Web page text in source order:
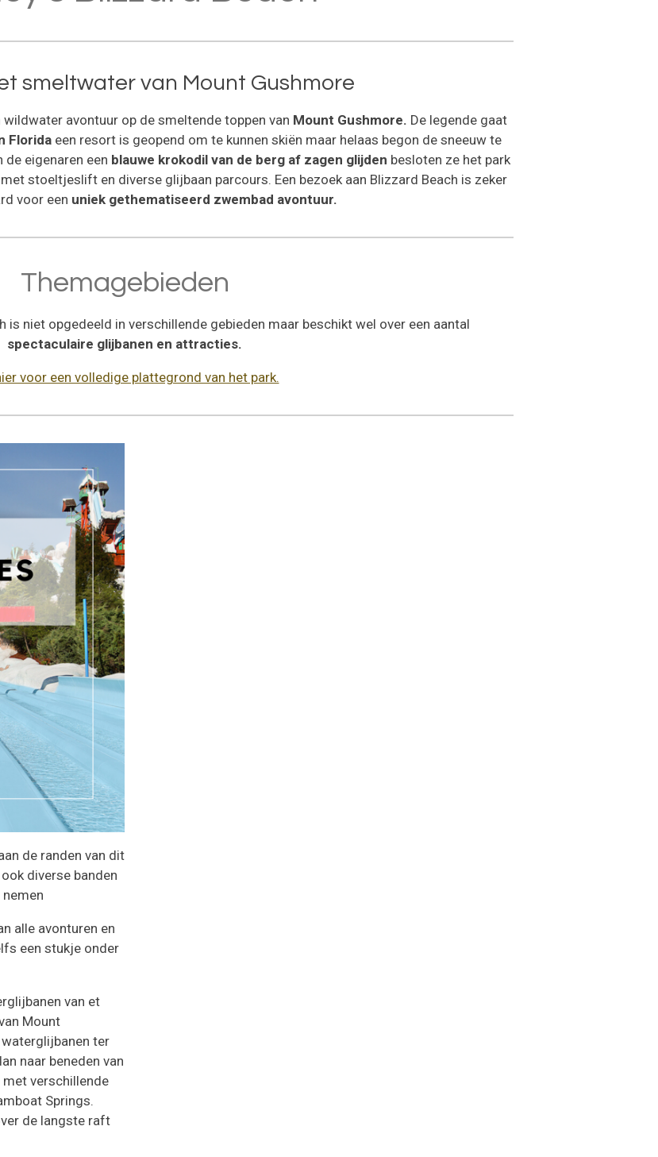
smeltwater van Mount Gushmore
avontuur op de smeltende toppen van Mount Gushmore. De legende gaat
Florida een resort is geopend om te kunnen skiën maar helaas begon de sneeuw te
eigenaren een blauwe krokodil van de berg af zagen glijden besloten ze het park
stoeltjeslift en diverse glijbaan parcours. Een bezoek aan Blizzard Beach is zeker
voor een uniek gethematiseerd zwembad avontuur.
Themagebieden
is niet opgedeeld in verschillende gebieden maar beschikt wel over een aantal
spectaculaire glijbanen en attracties.
voor een volledige plattegrond van het park.
de randen van dit
diverse banden
alle avonturen en
een stukje onder
van et
Mount
ter
naar beneden van
met verschillende
Springs.
de langste raft